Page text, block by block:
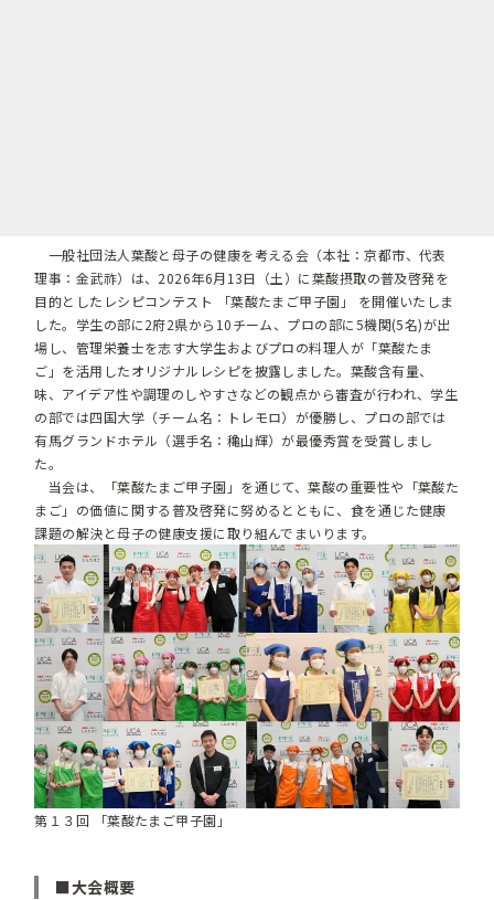
一般社団法人葉酸と母子の健康を考える会（本社：京都市、代表
理事：金武祚）は、2026年6月13日（土）に葉酸摂取の普及啓発を
目的としたレシピコンテスト 「葉酸たまご甲子園」 を開催いたしま
した。学生の部に2府2県から10チーム、プロの部に5機関(5名)が出
場し、管理栄養士を志す大学生およびプロの料理人が「葉酸たま
ご」を活用したオリジナルレシピを披露しました。葉酸含有量、
味、アイデア性や調理のしやすさなどの観点から審査が行われ、学生
の部では四国大学（チーム名：トレモロ）が優勝し、プロの部では
有馬グランドホテル（選手名：穐山輝）が最優秀賞を受賞しまし
た。
当会は、「葉酸たまご甲子園」を通じて、葉酸の重要性や「葉酸た
まご」の価値に関する普及啓発に努めるとともに、食を通じた健康
課題の解決と母子の健康支援に取り組んでまいります。
第１３回 「葉酸たまご甲子園」
■大会概要